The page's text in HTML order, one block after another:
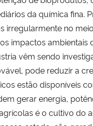
da química fina.
irregularmente no
impactos ambientais
vêm sendo
pode reduzir a
estão disponíveis
gerar energia,
é o cultivo do